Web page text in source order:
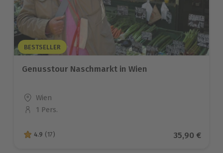
BESTSELLER
Genusstour Naschmarkt in Wien
Standort
Wien
Anzahl der Teilnehmer
1 Pers.
4.9 von 5 Sternen basierend auf 17 Bewertungen
4.9 (17) Aktueller
35,90 €